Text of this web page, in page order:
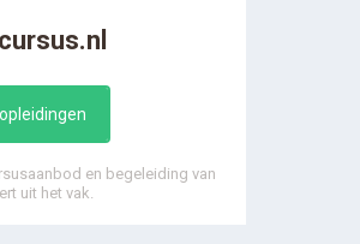
en begeleiding van
uit het vak.